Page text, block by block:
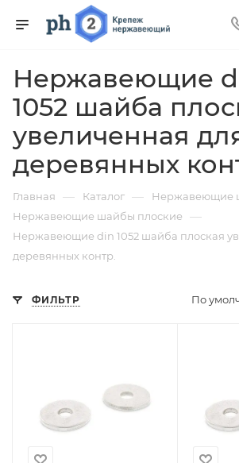
Нержавеющие
1052 шайба
увеличенная
деревянных
Главная — Каталог — Нержавеющие
Нержавеющие шайбы плоские —
Нержавеющие din 1052 шайба плоская
деревянных контр.
ФИЛЬТР По